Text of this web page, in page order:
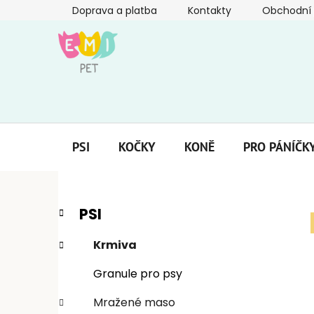
Doprava a platba Kontakty
PSI KOČKY KONĚ PRO
P
s
a
Přeskočit
kategorie
K
a
e
r
PSI
Krmiva
Granule pro psy
Mražené maso